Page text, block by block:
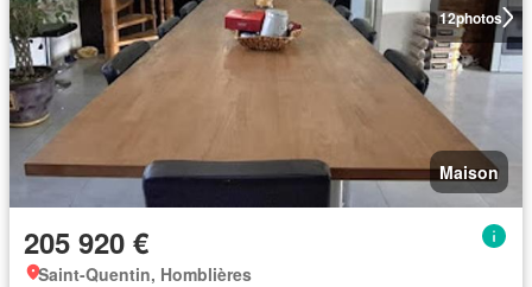
12photos
Maison
205 920 €
Saint-Quentin, Homblières